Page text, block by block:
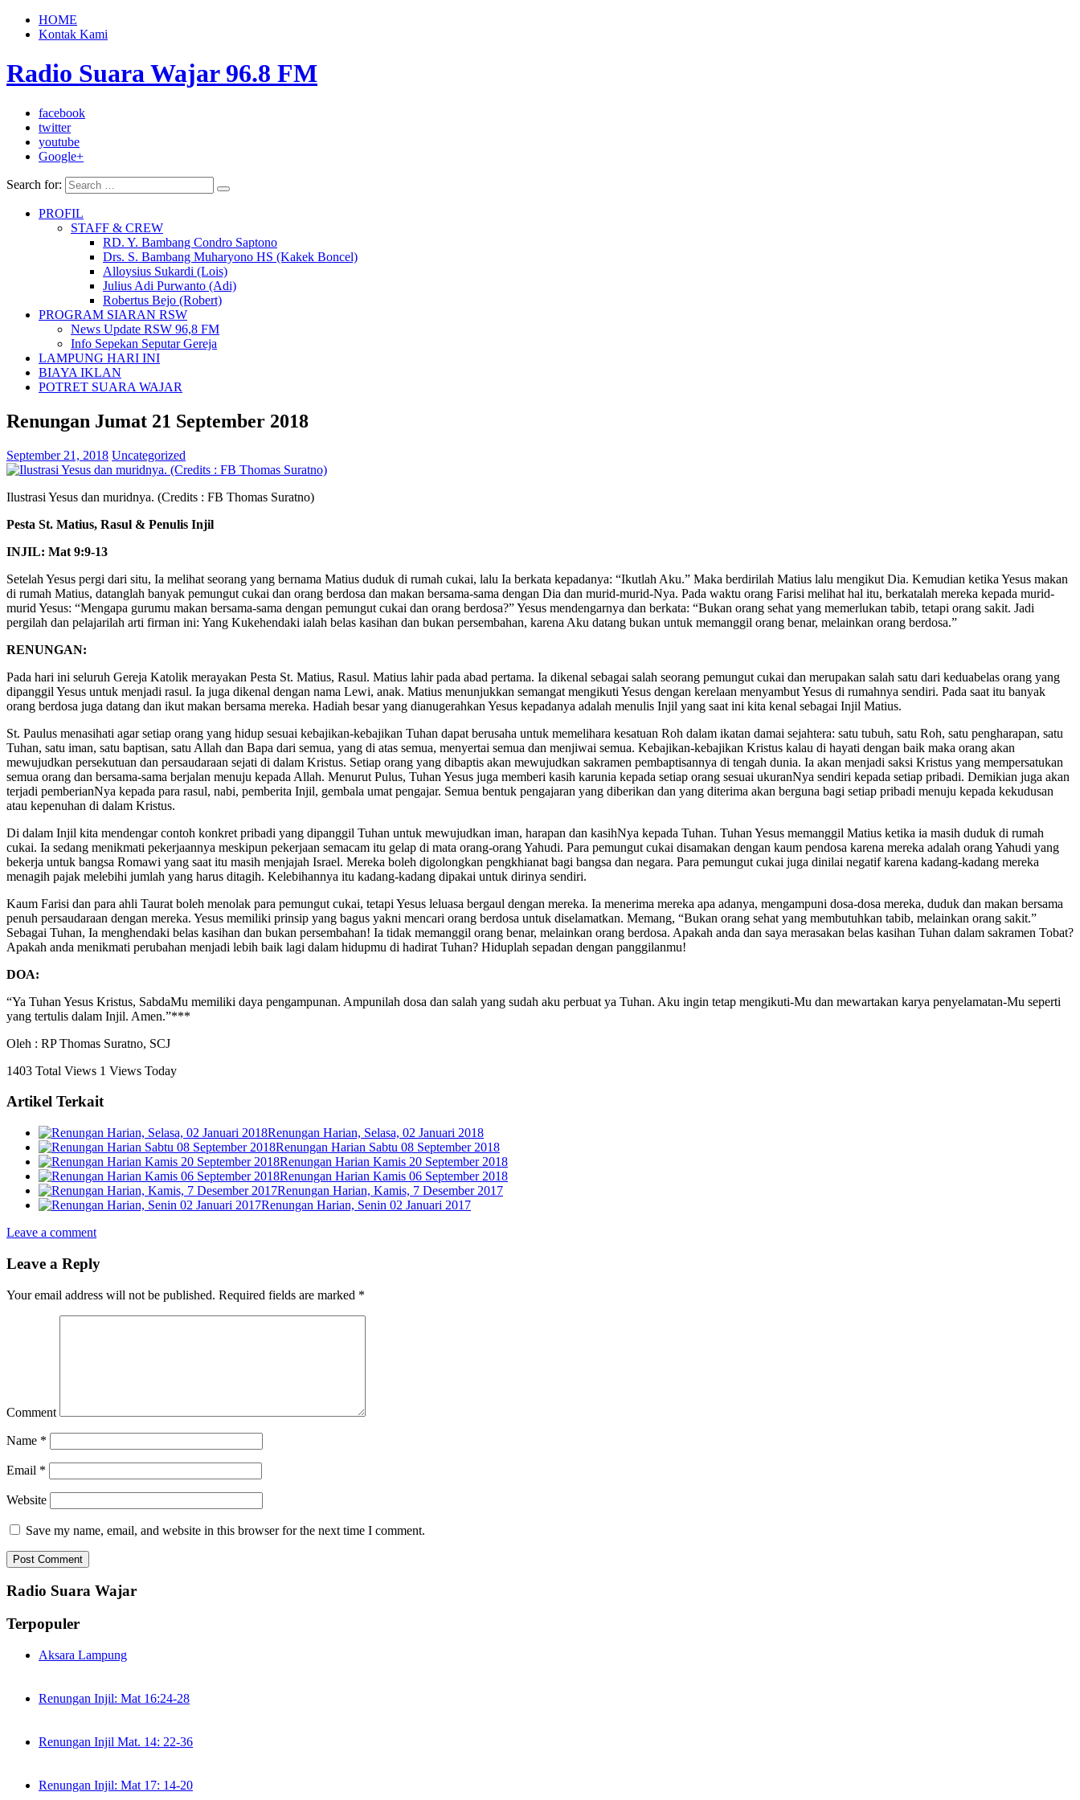
HOME
Kontak Kami
Radio Suara Wajar 96.8 FM
facebook
twitter
youtube
Google+
Search for:
PROFIL
STAFF & CREW
RD. Y. Bambang Condro Saptono
Drs. S. Bambang Muharyono HS (Kakek Boncel)
Alloysius Sukardi (Lois)
Julius Adi Purwanto (Adi)
Robertus Bejo (Robert)
PROGRAM SIARAN RSW
News Update RSW 96,8 FM
Info Sepekan Seputar Gereja
LAMPUNG HARI INI
BIAYA IKLAN
POTRET SUARA WAJAR
Renungan Jumat 21 September 2018
September 21, 2018 Uncategorized
Ilustrasi Yesus dan muridnya. (Credits : FB Thomas Suratno)
Pesta St. Matius, Rasul & Penulis Injil
INJIL: Mat 9:9-13
Setelah Yesus pergi dari situ, Ia melihat seorang yang bernama Matius duduk di rumah cukai, lalu Ia berkata kepadanya: “Ikutlah Aku.” Maka berdirilah Matius lalu mengikut Dia. Kemudian ketika Yesus makan
di rumah Matius, datanglah banyak pemungut cukai dan orang berdosa dan makan bersama-sama dengan Dia dan murid-murid-Nya. Pada waktu orang Farisi melihat hal itu, berkatalah mereka kepada murid-
murid Yesus: “Mengapa gurumu makan bersama-sama dengan pemungut cukai dan orang berdosa?” Yesus mendengarnya dan berkata: “Bukan orang sehat yang memerlukan tabib, tetapi orang sakit. Jadi
pergilah dan pelajarilah arti firman ini: Yang Kukehendaki ialah belas kasihan dan bukan persembahan, karena Aku datang bukan untuk memanggil orang benar, melainkan orang berdosa.”
RENUNGAN:
Pada hari ini seluruh Gereja Katolik merayakan Pesta St. Matius, Rasul. Matius lahir pada abad pertama. Ia dikenal sebagai salah seorang pemungut cukai dan merupakan salah satu dari keduabelas orang yang
dipanggil Yesus untuk menjadi rasul. Ia juga dikenal dengan nama Lewi, anak. Matius menunjukkan semangat mengikuti Yesus dengan kerelaan menyambut Yesus di rumahnya sendiri. Pada saat itu banyak
orang berdosa juga datang dan ikut makan bersama mereka. Hadiah besar yang dianugerahkan Yesus kepadanya adalah menulis Injil yang saat ini kita kenal sebagai Injil Matius.
St. Paulus menasihati agar setiap orang yang hidup sesuai kebajikan-kebajikan Tuhan dapat berusaha untuk memelihara kesatuan Roh dalam ikatan damai sejahtera: satu tubuh, satu Roh, satu pengharapan, satu
Tuhan, satu iman, satu baptisan, satu Allah dan Bapa dari semua, yang di atas semua, menyertai semua dan menjiwai semua. Kebajikan-kebajikan Kristus kalau di hayati dengan baik maka orang akan
mewujudkan persekutuan dan persaudaraan sejati di dalam Kristus. Setiap orang yang dibaptis akan mewujudkan sakramen pembaptisannya di tengah dunia. Ia akan menjadi saksi Kristus yang mempersatukan
semua orang dan bersama-sama berjalan menuju kepada Allah. Menurut Pulus, Tuhan Yesus juga memberi kasih karunia kepada setiap orang sesuai ukuranNya sendiri kepada setiap pribadi. Demikian juga akan
terjadi pemberianNya kepada para rasul, nabi, pemberita Injil, gembala umat pengajar. Semua bentuk pengajaran yang diberikan dan yang diterima akan berguna bagi setiap pribadi menuju kepada kekudusan
atau kepenuhan di dalam Kristus.
Di dalam Injil kita mendengar contoh konkret pribadi yang dipanggil Tuhan untuk mewujudkan iman, harapan dan kasihNya kepada Tuhan. Tuhan Yesus memanggil Matius ketika ia masih duduk di rumah
cukai. Ia sedang menikmati pekerjaannya meskipun pekerjaan semacam itu gelap di mata orang-orang Yahudi. Para pemungut cukai disamakan dengan kaum pendosa karena mereka adalah orang Yahudi yang
bekerja untuk bangsa Romawi yang saat itu masih menjajah Israel. Mereka boleh digolongkan pengkhianat bagi bangsa dan negara. Para pemungut cukai juga dinilai negatif karena kadang-kadang mereka
menagih pajak melebihi jumlah yang harus ditagih. Kelebihannya itu kadang-kadang dipakai untuk dirinya sendiri.
Kaum Farisi dan para ahli Taurat boleh menolak para pemungut cukai, tetapi Yesus leluasa bergaul dengan mereka. Ia menerima mereka apa adanya, mengampuni dosa-dosa mereka, duduk dan makan bersama
penuh persaudaraan dengan mereka. Yesus memiliki prinsip yang bagus yakni mencari orang berdosa untuk diselamatkan. Memang, “Bukan orang sehat yang membutuhkan tabib, melainkan orang sakit.”
Sebagai Tuhan, Ia menghendaki belas kasihan dan bukan persembahan! Ia tidak memanggil orang benar, melainkan orang berdosa. Apakah anda dan saya merasakan belas kasihan Tuhan dalam sakramen Tobat?
Apakah anda menikmati perubahan menjadi lebih baik lagi dalam hidupmu di hadirat Tuhan? Hiduplah sepadan dengan panggilanmu!
DOA:
“Ya Tuhan Yesus Kristus, SabdaMu memiliki daya pengampunan. Ampunilah dosa dan salah yang sudah aku perbuat ya Tuhan. Aku ingin tetap mengikuti-Mu dan mewartakan karya penyelamatan-Mu seperti
yang tertulis dalam Injil. Amen.”***
Oleh : RP Thomas Suratno, SCJ
1403 Total Views 1 Views Today
Artikel Terkait
Renungan Harian, Selasa, 02 Januari 2018
Renungan Harian Sabtu 08 September 2018
Renungan Harian Kamis 20 September 2018
Renungan Harian Kamis 06 September 2018
Renungan Harian, Kamis, 7 Desember 2017
Renungan Harian, Senin 02 Januari 2017
Leave a comment
Leave a Reply
Your email address will not be published. Required fields are marked *
Comment
Name *
Email *
Website
Save my name, email, and website in this browser for the next time I comment.
Radio Suara Wajar
Terpopuler
Aksara Lampung
Renungan Injil: Mat 16:24-28
Renungan Injil Mat. 14: 22-36
Renungan Injil: Mat 17: 14-20